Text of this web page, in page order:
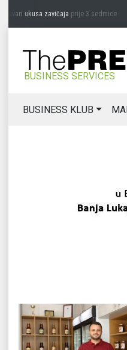
ukusa zavičajaprije 3 sedmice
BUSINESS SERVICES
BUSINESS KLUB